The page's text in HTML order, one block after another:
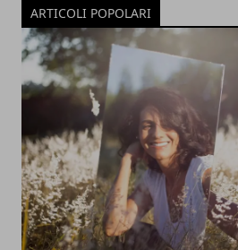
ARTICOLI POPOLARI